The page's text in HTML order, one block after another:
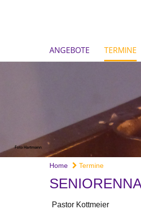
ANGEBOTE TERMINE
Home Termine
Pastor Kottmeier